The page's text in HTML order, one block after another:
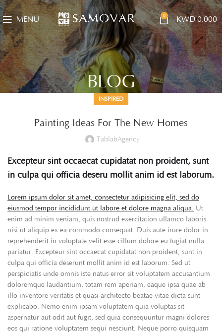
MENU 0 KWD0.000
BLOG
INSPIRED
Painting Ideas For The New Homes
TablabAgency
Excepteur sint occaecat cupidatat non proident, sunt
in culpa qui officia deseru mollit anim id est laborum.
Lorem ipsum dolor sit amet, consectetur adipisicing elit, sed do
eiusmod tempor incididunt ut labore et dolore magna aliqua. Ut
enim ad minim veniam, quis nostrud exercitation ullamco laboris
nisi ut aliquip ex ea commodo consequat. Duis aute irure dolor in
reprehenderit in voluptate velit esse cillum dolore eu fugiat nulla
pariatur. Excepteur sint occaecat cupidatat non proident, sunt in
culpa qui officia deserunt mollit anim id est laborum. Sed ut
perspiciatis unde omnis iste natus error sit voluptatem accusantium
doloremque laudantium, totam rem aperiam, eaque ipsa quae ab
illo inventore veritatis et quasi architecto beatae vitae dicta sunt
explicabo. Nemo enim ipsam voluptatem quia voluptas sit
aspernatur aut odit aut fugit, sed quia consequuntur magni dolores
eos qui ratione voluptatem sequi nesciunt. Neque porro quisquam